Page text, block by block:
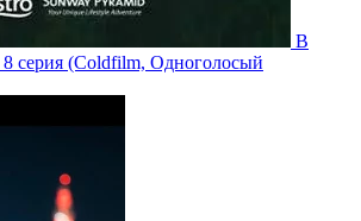
В
8 серия (Coldfilm, Одноголосый